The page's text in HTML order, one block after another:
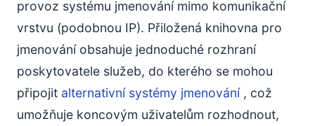
provoz systému jmenování mimo komunikační
vrstvu (podobnou IP). Přiložená knihovna pro
jmenování obsahuje jednoduché rozhraní
poskytovatele služeb, do kterého se mohou
připojit alternativní systémy jmenování, což
umožňuje koncovým uživatelům rozhodnout,